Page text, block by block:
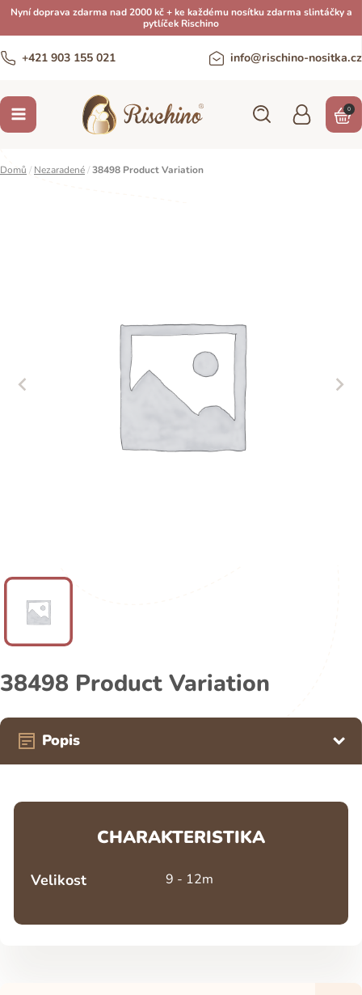
Nyní doprava zdarma nad 2000 kč + ke každému nosítku zdarma slintáčky a
pytlíček Rischino
+421 903 155 021 info@rischino-nositka.cz
0
Domů / Nezaradené/38498 Product Variation
38498 Product Variation
Popis
CHARAKTERISTIKA
Velikost 9 - 12m